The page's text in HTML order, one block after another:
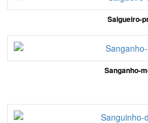
Salgueiro-
Sanganho-